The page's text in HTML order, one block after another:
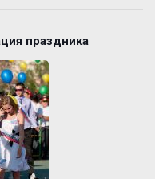
праздника